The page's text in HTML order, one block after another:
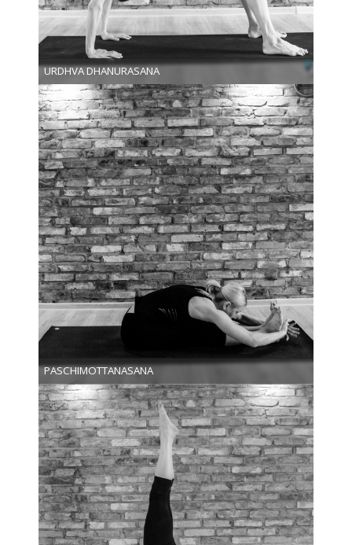
URDHVA DHANURASANA
PASCHIMOTTANASANA